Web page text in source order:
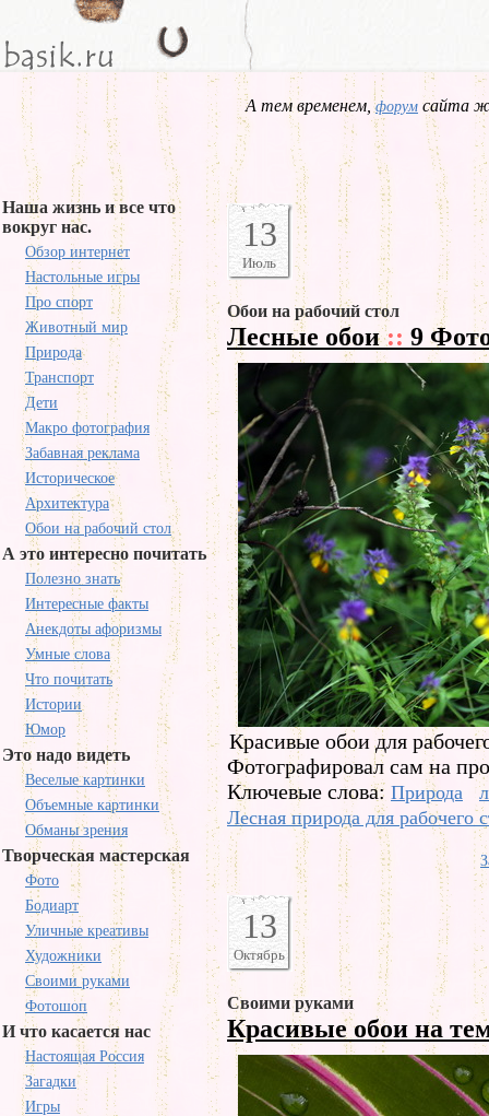
А тем временем,форум сайта
Наша жизнь и все что
вокруг нас.
Обзор интернет
Настольные игры
Про спорт
Животный мир
Природа
Транспорт
Дети
Макро фотография
Забавная реклама
Историческое
Архитектура
Обои на рабочий стол
А это интересно почитать
Полезно знать
Интересные факты
Анекдоты афоризмы
Умные слова
Что почитать
Истории
Юмор
Это надо видеть
Веселые картинки
Объемные картинки
Обманы зрения
Творческая мастерская
Фото
Бодиарт
Уличные креативы
Художники
Своими руками
Фотошоп
И что касается нас
Настоящая Россия
Загадки
Игры
13
Июль
Обои на рабочий стол
Лесные обои:: 9
Красивые обои для
Фотографировал сам на
Ключевые слова: Природа
Лесная природа для рабочего
13
Октябрь
Своими руками
Красивые обои на